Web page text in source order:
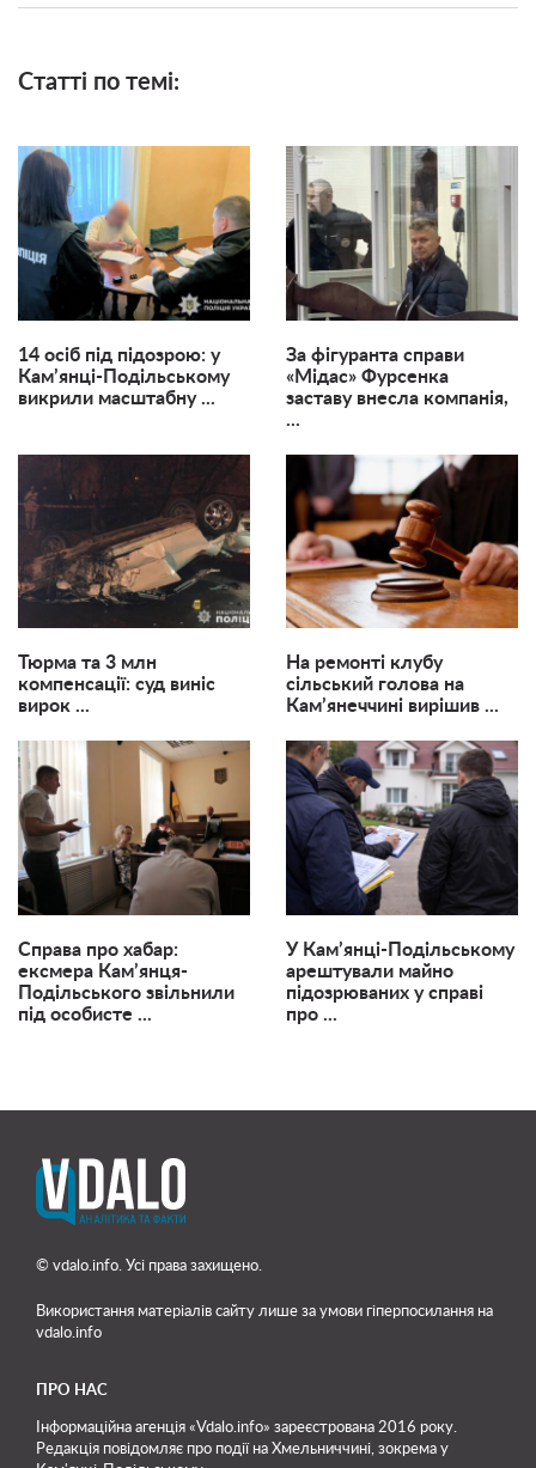
Статті по темі:
14 осіб під підозрою: у
Кам’янці-Подільському
викрили масштабну ...
За фігуранта справи
«Мідас» Фурсенка
заставу внесла компанія,
...
Тюрма та 3 млн
компенсації: суд виніс
вирок ...
На ремонті клубу
сільський голова на
Кам’янеччині вирішив ...
Справа про хабар:
ексмера Кам’янця-
Подільського звільнили
під особисте ...
У Кам’янці-Подільському
арештували майно
підозрюваних у справі
про ...
© vdalo.info. Усі права захищено.
Використання матеріалів сайту лише за умови гіперпосилання на
vdalo.info
ПРО НАС
Інформаційна агенція «Vdalo.info» зареєстрована 2016 року.
Редакція повідомляє про події на Хмельниччині, зокрема у